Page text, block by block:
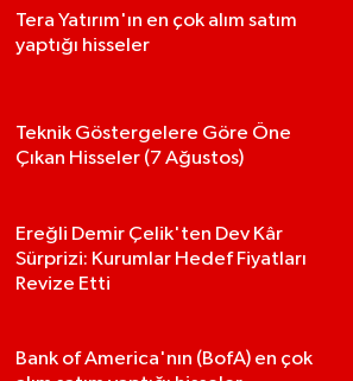
Tera Yatırım'ın en çok alım satım
yaptığı hisseler
Teknik Göstergelere Göre Öne
Çıkan Hisseler (7 Ağustos)
Ereğli Demir Çelik'ten Dev Kâr
Sürprizi: Kurumlar Hedef Fiyatları
Revize Etti
Bank of America'nın (BofA) en çok